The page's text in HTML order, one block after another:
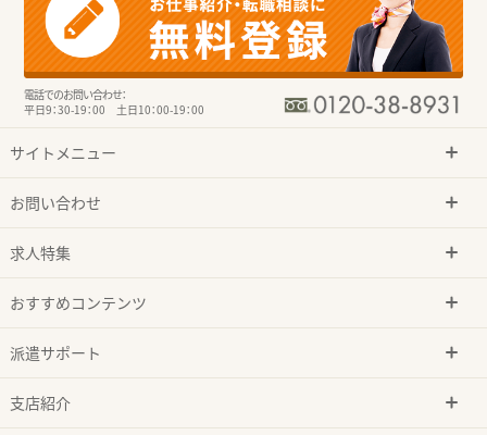
電話でのお問い合わせ：
平日9：30-19：00 土日10：00-19：00
サイトメニュー
お問い合わせ
求人特集
おすすめコンテンツ
派遣サポート
支店紹介